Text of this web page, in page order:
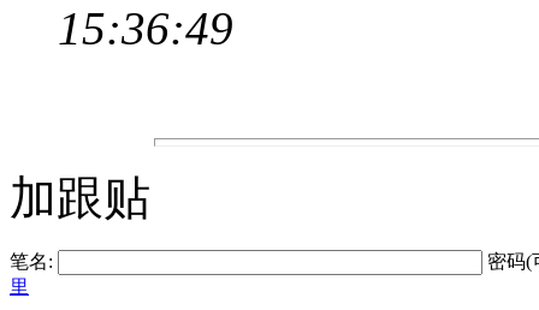
15:36:49
加跟贴
笔名:
密码(
里